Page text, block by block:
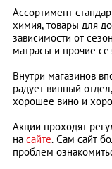
Ассортимент
химия, товары для
зависимости от
матрасы и прочие
Внутри магазинов
радует винный
хорошее вино и
Акции проходят
на сайте. Сам сайт
проблем